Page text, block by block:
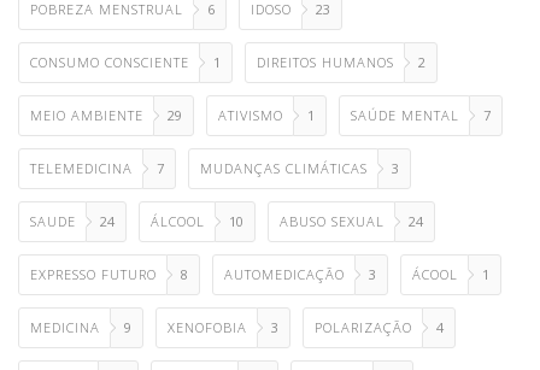
POBREZA MENSTRUAL 6 IDOSO 23
CONSUMO CONSCIENTE 1 DIREITOS HUMANOS 2
MEIO AMBIENTE 29 ATIVISMO 1 SAÚDE MENTAL 7
TELEMEDICINA 7 MUDANÇAS CLIMÁTICAS 3
SAUDE 24 ÁLCOOL 10 ABUSO SEXUAL 24
EXPRESSO FUTURO 8 AUTOMEDICAÇÃO 3 ÁCOOL 1
MEDICINA 9 XENOFOBIA 3 POLARIZAÇÃO 4